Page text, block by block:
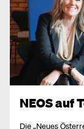
NEOS auf
Die „Neues